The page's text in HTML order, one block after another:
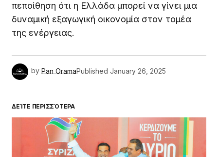
πεποίθηση ότι η Ελλάδα μπορεί να γίνει μια
δυναμική εξαγωγική οικονομία στον τομέα
της ενέργειας.
by Pan OramaPublished January 26, 2025
ΔΕΊΤΕ ΠΕΡΙΣΣΌΤΕΡΑ